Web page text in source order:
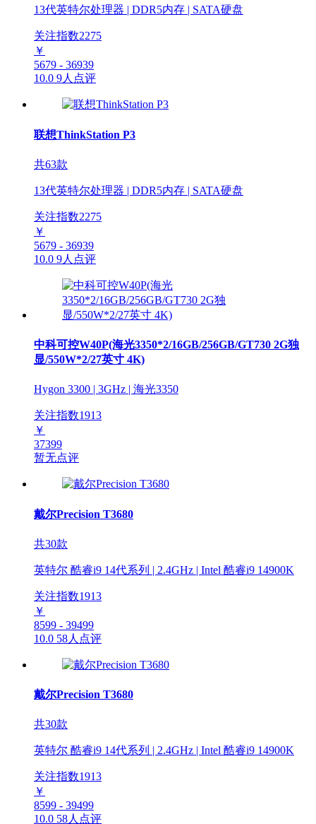
13代英特尔处理器 | DDR5内存 | SATA硬盘
关注指数2275
￥
5679 - 36939
10.0 9人点评
联想ThinkStation P3
共63款
13代英特尔处理器 | DDR5内存 | SATA硬盘
关注指数2275
￥
5679 - 36939
10.0 9人点评
中科可控W40P(海光3350*2/16GB/256GB/GT730 2G独
显/550W*2/27英寸 4K)
Hygon 3300 | 3GHz | 海光3350
关注指数1913
￥
37399
暂无点评
戴尔Precision T3680
共30款
英特尔 酷睿i9 14代系列 | 2.4GHz | Intel 酷睿i9 14900K
关注指数1913
￥
8599 - 39499
10.0 58人点评
戴尔Precision T3680
共30款
英特尔 酷睿i9 14代系列 | 2.4GHz | Intel 酷睿i9 14900K
关注指数1913
￥
8599 - 39499
10.0 58人点评